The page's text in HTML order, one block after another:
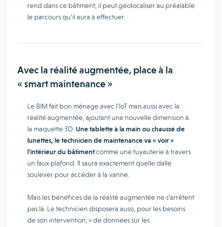
rend dans ce bâtiment, il peut géolocaliser au préalable
le parcours qu’il aura à effectuer.
Avec la réalité augmentée, place à la
« smart maintenance »
Le BIM fait bon ménage avec l’IoT mais aussi avec la
réalité augmentée, ajoutant une nouvelle dimension à
la maquette 3D. Une tablette à la main ou chaussé de
lunettes, le technicien de maintenance va « voir »
l’intérieur du bâtimentcomme une tuyauterie à travers
un faux plafond. Il saura exactement quelle dalle
soulever pour accéder à la vanne.
Mais les bénéfices de la réalité augmentée ne s’arrêtent
pas là. Le technicien disposera aussi, pour les besoins
de son intervention, « de données sur les